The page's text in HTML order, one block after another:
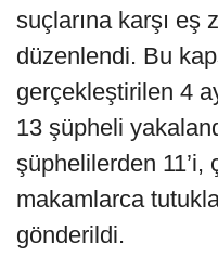
suçlarına karşı eş
düzenlendi. Bu
gerçekleştirilen 4
13 şüpheli
şüphelilerden 11’i,
makamlarca
gönderildi.